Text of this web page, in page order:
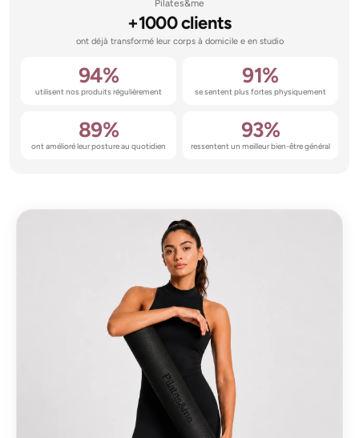
Pilates&me
+1000 clients
ont déjà transformé leur corps à domicile e en studio
94%
utilisent nos produits régulièrement
91%
se sentent plus fortes physiquement
89%
ont amélioré leur posture au quotidien
93%
ressentent un meilleur bien-être général